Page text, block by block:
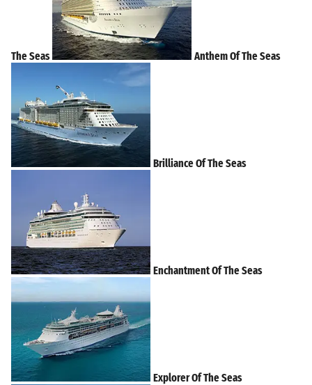
The Seas Anthem Of The Seas
Brilliance Of The Seas
Enchantment Of The Seas
Explorer Of The Seas